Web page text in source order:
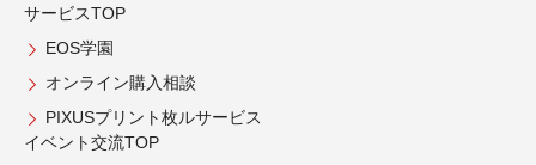
サービスTOP
EOS学園
オンライン購入相談
PIXUSプリント枚ルサービス
イベント交流TOP